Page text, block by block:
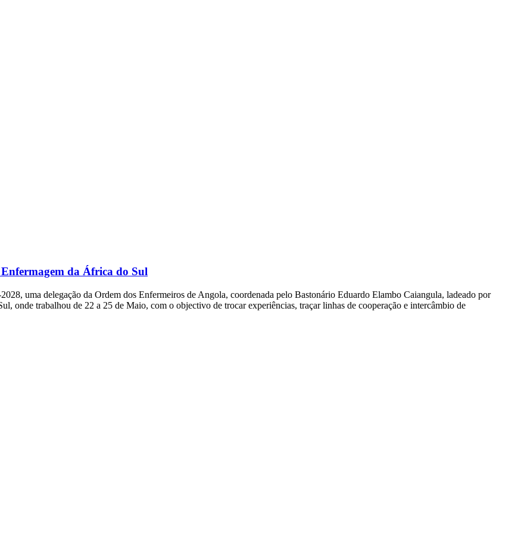
da África do Sul
uma delegação da Ordem dos Enfermeiros de Angola, coordenada pelo Bastonário Eduardo Elambo Caiangula, ladeado por
onde trabalhou de 22 a 25 de Maio, com o objectivo de trocar experiências, traçar linhas de cooperação e intercâmbio de